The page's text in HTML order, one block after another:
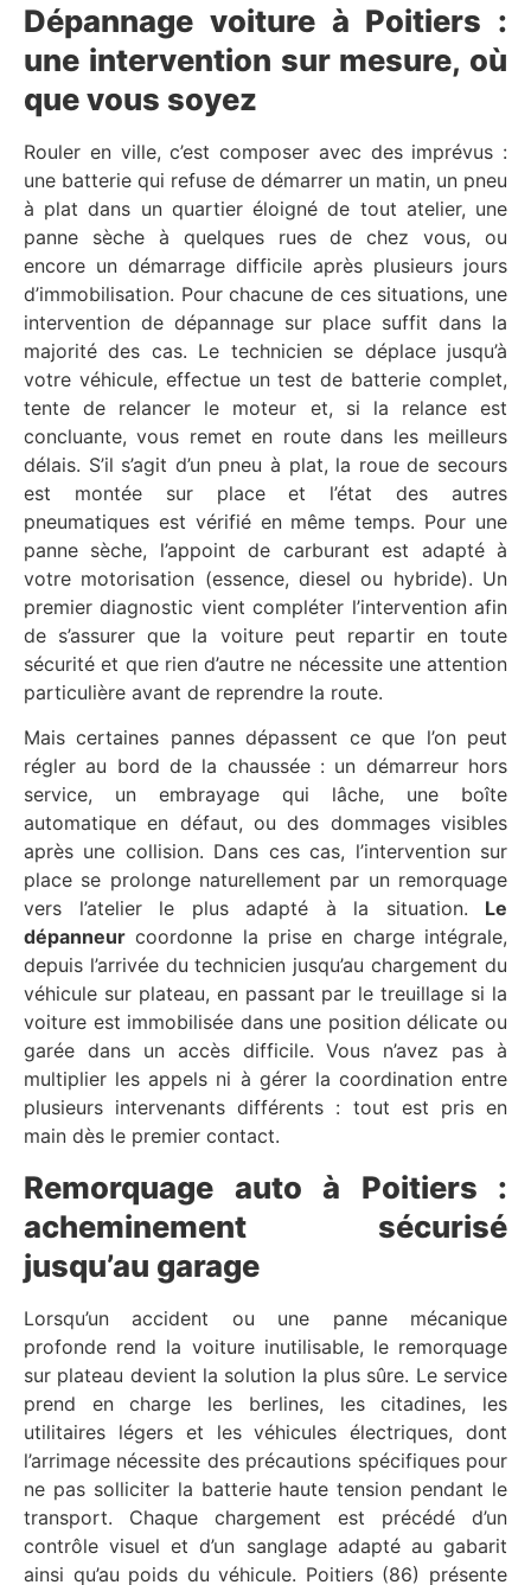
Dépannage voiture à Poitiers :
une intervention sur mesure, où
que vous soyez
Rouler en ville, c’est composer avec des imprévus :
une batterie qui refuse de démarrer un matin, un pneu
à plat dans un quartier éloigné de tout atelier, une
panne sèche à quelques rues de chez vous, ou
encore un démarrage difficile après plusieurs jours
d’immobilisation. Pour chacune de ces situations, une
intervention de dépannage sur place suffit dans la
majorité des cas. Le technicien se déplace jusqu’à
votre véhicule, effectue un test de batterie complet,
tente de relancer le moteur et, si la relance est
concluante, vous remet en route dans les meilleurs
délais. S’il s’agit d’un pneu à plat, la roue de secours
est montée sur place et l’état des autres
pneumatiques est vérifié en même temps. Pour une
panne sèche, l’appoint de carburant est adapté à
votre motorisation (essence, diesel ou hybride). Un
premier diagnostic vient compléter l’intervention afin
de s’assurer que la voiture peut repartir en toute
sécurité et que rien d’autre ne nécessite une attention
particulière avant de reprendre la route.
Mais certaines pannes dépassent ce que l’on peut
régler au bord de la chaussée : un démarreur hors
service, un embrayage qui lâche, une boîte
automatique en défaut, ou des dommages visibles
après une collision. Dans ces cas, l’intervention sur
place se prolonge naturellement par un remorquage
vers l’atelier le plus adapté à la situation. Le
dépanneur coordonne la prise en charge intégrale,
depuis l’arrivée du technicien jusqu’au chargement du
véhicule sur plateau, en passant par le treuillage si la
voiture est immobilisée dans une position délicate ou
garée dans un accès difficile. Vous n’avez pas à
multiplier les appels ni à gérer la coordination entre
plusieurs intervenants différents : tout est pris en
main dès le premier contact.
Remorquage auto à Poitiers :
acheminement sécurisé
jusqu’au garage
Lorsqu’un accident ou une panne mécanique
profonde rend la voiture inutilisable, le remorquage
sur plateau devient la solution la plus sûre. Le service
prend en charge les berlines, les citadines, les
utilitaires légers et les véhicules électriques, dont
l’arrimage nécessite des précautions spécifiques pour
ne pas solliciter la batterie haute tension pendant le
transport. Chaque chargement est précédé d’un
contrôle visuel et d’un sanglage adapté au gabarit
ainsi qu’au poids du véhicule. Poitiers (86) présente